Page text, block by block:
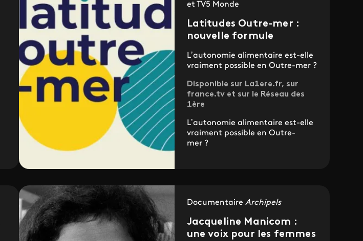
et TV5 Monde
Latitudes Outre-mer :
nouvelle formule
L’autonomie alimentaire est-elle
vraiment possible en Outre-mer ?
Disponible sur La1ere.fr, sur
france.tv et sur le Réseau des
1ère
L’autonomie alimentaire est-elle
vraiment possible en Outre-
mer ?
Documentaire Archipels
Jacqueline Manicom :
une voix pour les femmes